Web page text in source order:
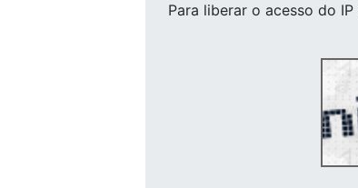
Para liberar o acesso do IP